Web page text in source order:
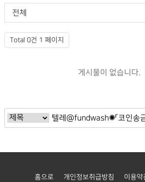
전체
Total 0건 1 페이지
게시물이 없습니다.
홈으로 개인정보취급방침 이용약